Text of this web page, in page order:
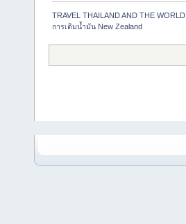
TRAVEL THAILAND AND THE WORLD
การเติมน้ำมัน New Zealand